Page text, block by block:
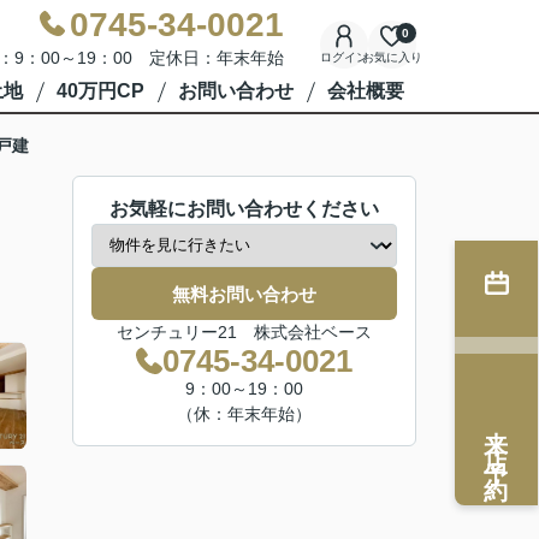
0745-34-0021
9：00～19：00 定休日：年末年始 ログインお気に入り
0
40万円CP お問い合わせ 会社概要
建
お気軽にお問い合わせください
無料お問い合わせ
センチュリー21 株式会社ベース
0745-34-0021
9：00～19：00
（休：年末年始）
来店予約